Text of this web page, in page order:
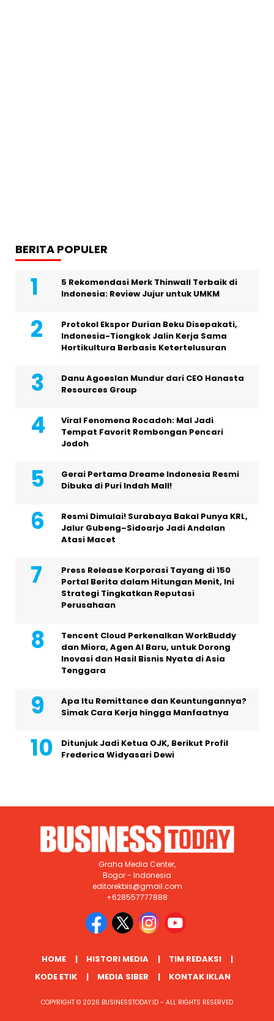
BERITA POPULER
5 Rekomendasi Merk Thinwall Terbaik di
Indonesia: Review Jujur untuk UMKM
Protokol Ekspor Durian Beku Disepakati,
Indonesia-Tiongkok Jalin Kerja Sama
Hortikultura Berbasis Ketertelusuran
Danu Agoeslan Mundur dari CEO Hanasta
Resources Group
Viral Fenomena Rocadoh: Mal Jadi
Tempat Favorit Rombongan Pencari
Jodoh
Gerai Pertama Dreame Indonesia Resmi
Dibuka di Puri Indah Mall!
Resmi Dimulai! Surabaya Bakal Punya KRL,
Jalur Gubeng–Sidoarjo Jadi Andalan
Atasi Macet
Press Release Korporasi Tayang di 150
Portal Berita dalam Hitungan Menit, Ini
Strategi Tingkatkan Reputasi
Perusahaan
Tencent Cloud Perkenalkan WorkBuddy
dan Miora, Agen AI Baru, untuk Dorong
Inovasi dan Hasil Bisnis Nyata di Asia
Tenggara
Apa Itu Remittance dan Keuntungannya?
Simak Cara Kerja hingga Manfaatnya
Ditunjuk Jadi Ketua OJK, Berikut Profil
Frederica Widyasari Dewi
Graha Media Center,
Bogor - Indonesia
editorekbis@gmail.com
+628557777888
HOME HISTORI MEDIA
TIM REDAKSI
KODE ETIK
MEDIA SIBER KONTAK IKLAN
COPYRIGHT © 2026 BUSINESSTODAY.ID - ALL RIGHTS RESERVED